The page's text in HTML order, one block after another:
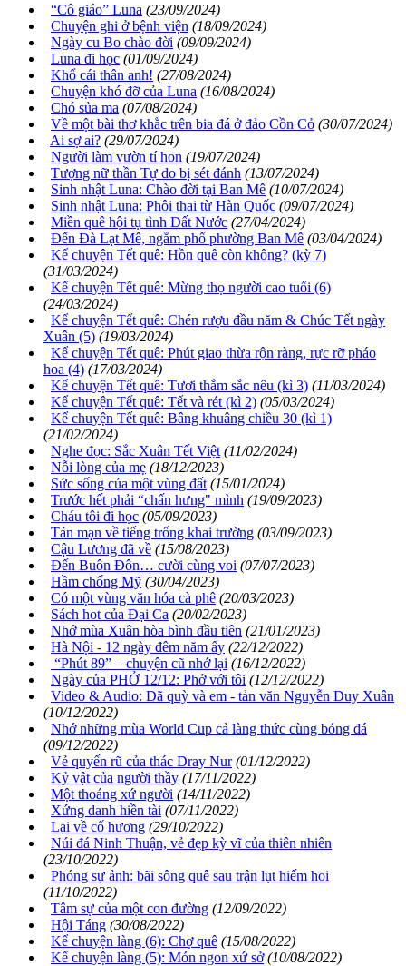
“Cô giáo” Luna (23/09/2024)
Chuyện ghi ở bệnh viện (18/09/2024)
Ngày cu Bo chào đời (09/09/2024)
Luna đi học (01/09/2024)
Khổ cái thân anh! (27/08/2024)
Chuyện khó đỡ của Luna (16/08/2024)
Chó sủa ma (07/08/2024)
Về một bài thơ khằc trên bia đá ở đảo Cồn Cỏ (30/07/2024)
Ai sợ ai? (29/07/2024)
Người làm vườn tí hon (19/07/2024)
Tượng nữ thần Tự do bị sét đánh (13/07/2024)
Sinh nhật Luna: Chào đời tại Ban Mê (10/07/2024)
Sinh nhật Luna: Phôi thai từ Hàn Quốc (09/07/2024)
Miền quê hội tụ tình Đất Nước (27/04/2024)
Đến Đà Lạt Mê, ngắm phố phường Ban Mê (03/04/2024)
Kể chuyện Tết quê: Hồn quê còn không? (kỳ 7)
(31/03/2024)
Kể chuyện Tết quê: Mừng thọ người cao tuổi (6)
(24/03/2024)
Kể chuyện Tết quê: Chén rượu đầu năm & Chúc Tết ngày
Xuân (5) (19/03/2024)
Kể chuyện Tết quê: Phút giao thừa rộn ràng, rực rỡ pháo
hoa (4) (17/03/2024)
Kể chuyện Tết quê: Tươi thắm sắc nêu (kì 3) (11/03/2024)
Kể chuyện Tết quê: Tết và rét (kì 2) (05/03/2024)
Kể chuyện Tết quê: Bâng khuâng chiều 30 (kì 1)
(21/02/2024)
Nghe đọc: Sắc Xuân Tết Việt (11/02/2024)
Nỗi lòng của mẹ (18/12/2023)
Sức sống của một vùng đất (15/01/2024)
Trước hết phải “chấn hưng" mình (19/09/2023)
Cháu tôi đi học (05/09/2023)
Tản mạn về tiếng trống khai trường (03/09/2023)
Cậu Lương đã về (15/08/2023)
Đến Buôn Đôn… cười cùng voi (07/07/2023)
Hầm chống Mỹ (30/04/2023)
Có một vùng văn hóa cà phê (20/03/2023)
Sách hot của Đại Ca (20/02/2023)
Nhớ mùa Xuân hòa bình đầu tiên (21/01/2023)
Hà Nội - 12 ngày đêm năm ấy (22/12/2022)
“Phút 89” – chuyện cũ nhớ lại (16/12/2022)
Ngày của PHỞ 12/12: Phở với tôi (12/12/2022)
Video & Audio: Dã quỳ và em - tản văn Nguyễn Duy Xuân
(10/12/2022)
Nhớ những mùa World Cup cả làng thức cùng bóng đá
(09/12/2022)
Vẻ quyến rũ của thác Dray Nur (01/12/2022)
Kỷ vật của người thầy (17/11/2022)
Một thoáng xứ người (14/11/2022)
Xứng danh hiền tài (07/11/2022)
Lại về cố hương (29/10/2022)
Núi đá Ninh Thuận, vẻ đẹp kỳ vĩ của thiên nhiên
(23/10/2022)
Phóng sự ảnh: bãi sông quê sau trận lụt hiếm hoi
(11/10/2022)
Tâm sự của một con đường (12/09/2022)
Hội Táng (30/08/2022)
Kể chuyện làng (6): Chợ quê (15/08/2022)
Kể chuyện làng (5): Món ngon xứ sở (10/08/2022)